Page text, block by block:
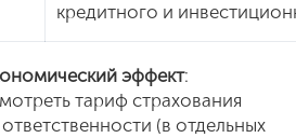
кредитного и
эффект:
тариф страхования
(в отдельных